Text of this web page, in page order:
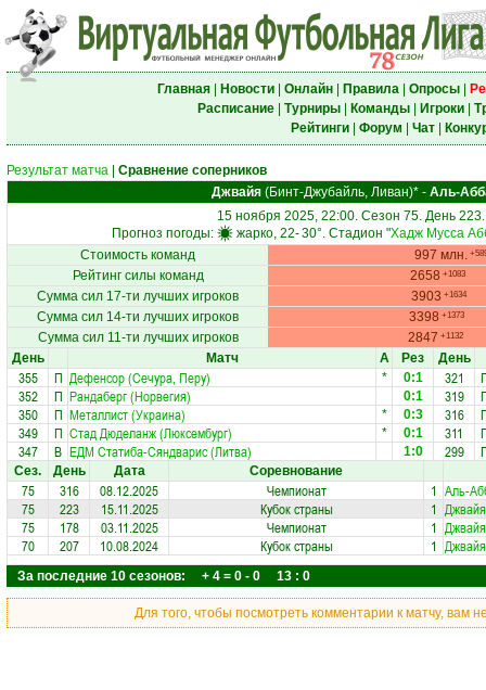
Главная| Новости| Онлайн| Правила| Опросы|
Расписание| Турниры| Команды| Игроки|
Рейтинги| Форум Чат|
Результат матча
Сравнение соперников
Джвайя(Бинт-Джубайль, Ливан)*- Аль-
15 ноября 2025, 22:00. Сезон 75. День
Прогноз погоды:
жарко, 22-30°. Стадион "Хадж Мусса
Стоимость команд
997 млн.
Рейтинг силы команд 2658 +1083
Сумма сил 17-ти лучших игроков 3903 +1634
Сумма сил 14-ти лучших игроков 3398 +1373
Сумма сил 11-ти лучших игроков 2847 +1132
День Матч А Рез
355 П Дефенсор (Сечура, Перу) * 0:1
352 П Рандаберг (Норвегия) 0:1
350 П Металлист (Украина) * 0:3
349 П Стад Дюделанж (Люксембург) * 0:1
347 В ЕДМ Статиба-Сяндварис (Литва) 1:0
День
321
319
316
311
299
Сез. День Дата Соревнование
75 316 08.12.2025 Чемпионат 1 Аль-
75
223 15.11.2025 Кубок страны 1 Джвайя
75
178 03.11.2025 Чемпионат 1 Джвайя
70
207 10.08.2024 Кубок страны 1 Джвайя
За последние 10 сезонов: + 4 = 0 - 0 13 : 0
Для того, чтобы посмотреть комментарии к матчу, вам